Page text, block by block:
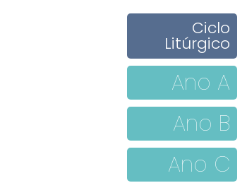
Ciclo
Litúrgico
Ano A
Ano B
Ano C